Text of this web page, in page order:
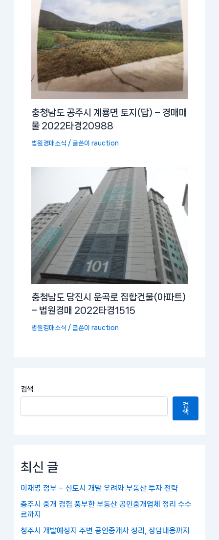
검색
검
색
최신 글
이재명 정부 – 신도시 개발 우려와 부동산 투자 전략
충주시 중개 경험 풍부한 부동산 공인중개업체 정리 수수
료까지
청주시 개발예정지 주변 공인중개사 정리, 상담내용까지
충청남도 공주시 계룡면 토지(답) – 경매매
물 2022타경20988
법원경매소식 / 글쓴이rauction
충청남도 당진시 운곡로 집합건물(아파트)
– 법원경매 2022타경1515
법원경매소식 / 글쓴이rauction